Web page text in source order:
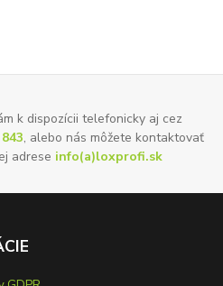
k dispozícii telefonicky aj cez
, alebo nás môžete kontaktovať
adrese info(a)loxprofi.sk